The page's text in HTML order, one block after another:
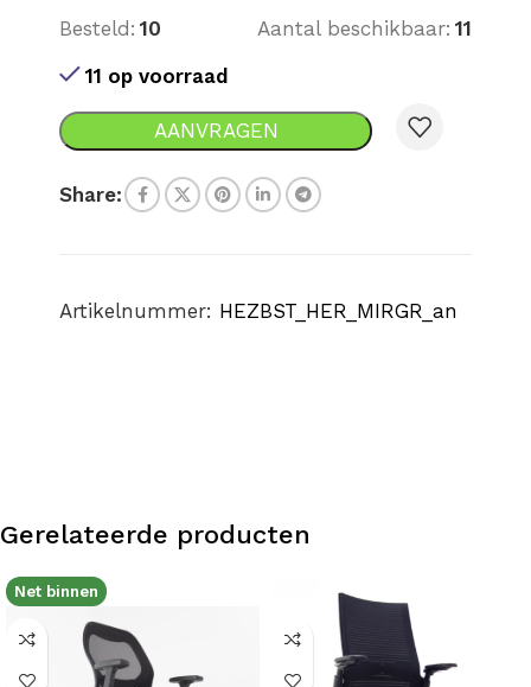
Besteld: 10 Aantal beschikbaar: 11
11 op voorraad
AANVRAGEN
Share:
Artikelnummer: HEZBST_HER_MIRGR_an
Gerelateerde producten
Net binnen